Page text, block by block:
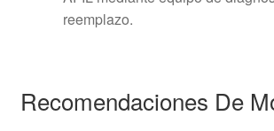
reemplazo.
Recomendaciones De